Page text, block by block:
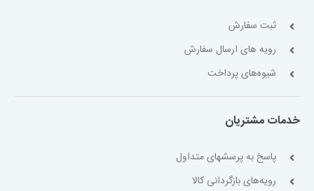
ثبت سفارش
رویه های ارسال سفارش
شیوه‌های پرداخت
خدمات مشتریان
پاسخ به پرسشهای متداول
رویه‌های بازگردانی کالا